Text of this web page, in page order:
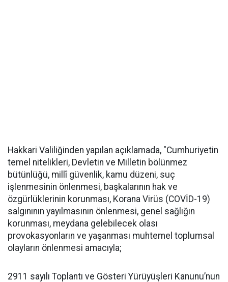
Hakkari Valiliğinden yapılan açıklamada, "Cumhuriyetin
temel nitelikleri, Devletin ve Milletin bölünmez
bütünlüğü, millî güvenlik, kamu düzeni, suç
işlenmesinin önlenmesi, başkalarının hak ve
özgürlüklerinin korunması, Korana Virüs (COVİD-19)
salgınının yayılmasının önlenmesi, genel sağlığın
korunması, meydana gelebilecek olası
provokasyonların ve yaşanması muhtemel toplumsal
olayların önlenmesi amacıyla;
2911 sayılı Toplantı ve Gösteri Yürüyüşleri Kanunu’nun